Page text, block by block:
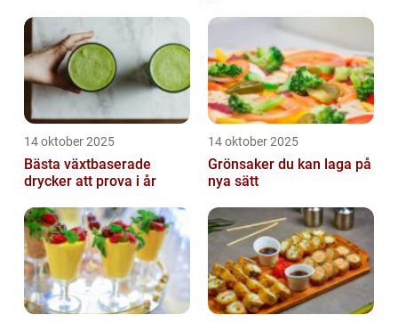
14 oktober 2025
Bästa växtbaserade
drycker att prova i år
14 oktober 2025
Grönsaker du kan laga på
nya sätt